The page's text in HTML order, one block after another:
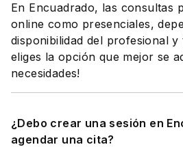
En Encuadrado, las consultas
online como presenciales,
disponibilidad del profesional y
eliges la opción que mejor se
necesidades!
¿Debo crear una sesión en
agendar una cita?